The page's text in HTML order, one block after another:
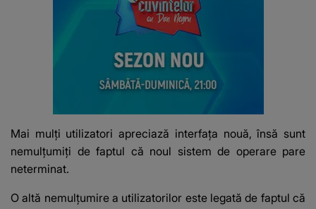
Mai mulți utilizatori apreciază interfața nouă, însă sunt
nemulțumiți de faptul că noul sistem de operare pare
neterminat.
O altă nemulțumire a utilizatorilor este legată de faptul că